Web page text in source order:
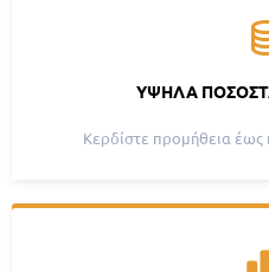
ΥΨΗΛΆ
Κερδίστε προμήθεια έως